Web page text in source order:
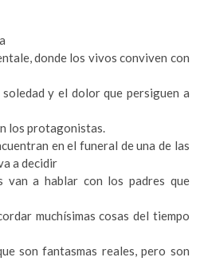
donde los vivos conviven con
y el dolor que persiguen a
los protagonistas.
en el funeral de una de las
a decidir
van a hablar con los padres que
muchísimas cosas del tiempo
son fantasmas reales, pero son